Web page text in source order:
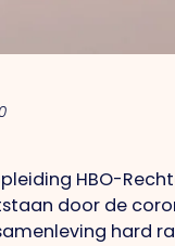
HBO-
door de
hard